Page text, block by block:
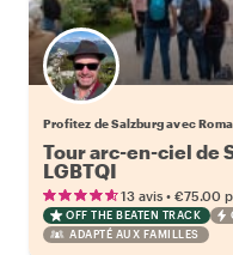
Profitez de Salzburg avec
Tour arc-en-ciel de
LGBTQI
13 avis • €75.00
OFF THE BEATEN TRACK
ADAPTÉ AUX FAMILLES